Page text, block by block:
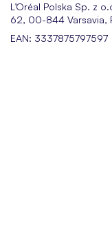
L’Oréal Polska Sp. z
62, 00-844 Varsavia,
EAN: 3337875797597